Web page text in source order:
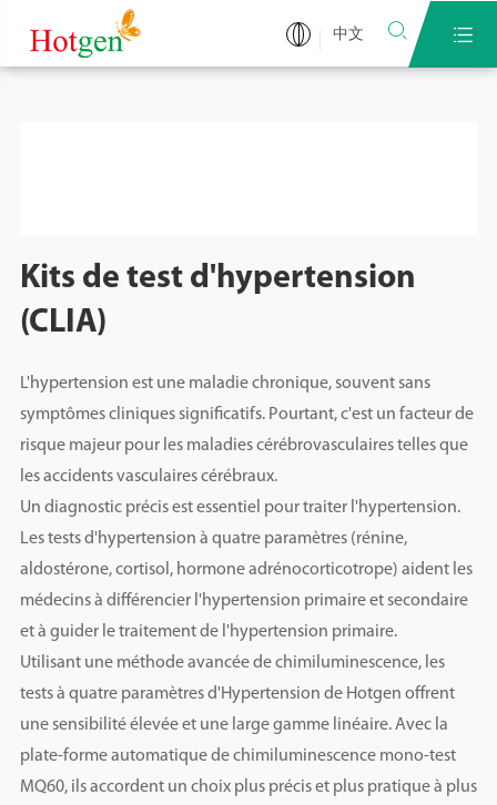
中文  
Kits de test d'hypertension
(CLIA)
L'hypertension est une maladie chronique, souvent sans
symptômes cliniques significatifs. Pourtant, c'est un facteur de
risque majeur pour les maladies cérébrovasculaires telles que
les accidents vasculaires cérébraux.
Un diagnostic précis est essentiel pour traiter l'hypertension.
Les tests d'hypertension à quatre paramètres (rénine,
aldostérone, cortisol, hormone adrénocorticotrope) aident les
médecins à différencier l'hypertension primaire et secondaire
et à guider le traitement de l'hypertension primaire.
Utilisant une méthode avancée de chimiluminescence, les
tests à quatre paramètres d'Hypertension de Hotgen offrent
une sensibilité élevée et une large gamme linéaire. Avec la
plate-forme automatique de chimiluminescence mono-test
MQ60, ils accordent un choix plus précis et plus pratique à plus